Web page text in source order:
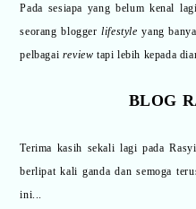
Pada sesiapa yang belum kenal
seorang bloggerlifestyleyang
pelbagai reviewtapi lebih kepada
BLOG
Terima kasih sekali lagi pada
berlipat kali ganda dan semoga
ini...